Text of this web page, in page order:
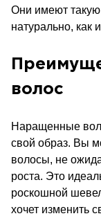
Они имеют такую
натурально, как
волос
Наращенные
свой образ. Вы
волосы, не
роста. Это
роскошной
хочет изменить